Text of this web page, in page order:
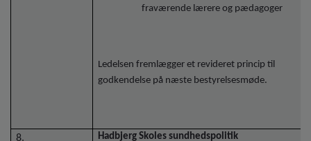
fraværende lærere og pædagoger
Ledelsen fremlægger et revideret princip til
godkendelse på næste bestyrelsesmøde.
8. Hadbjerg Skoles sundhedspolitik